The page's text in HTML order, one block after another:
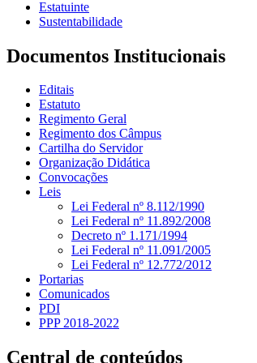
Estatuinte
Sustentabilidade
Documentos Institucionais
Editais
Estatuto
Regimento Geral
Regimento dos Câmpus
Cartilha do Servidor
Organização Didática
Convocações
Leis
Lei Federal nº 8.112/1990
Lei Federal nº 11.892/2008
Decreto nº 1.171/1994
Lei Federal nº 11.091/2005
Lei Federal nº 12.772/2012
Portarias
Comunicados
PDI
PPP 2018-2022
Central de conteúdos